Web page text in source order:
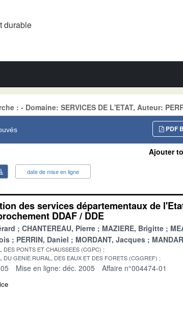
durable
: - Domaine: SERVICES DE L'ETAT, Auteur:
PDF
date de mise en ligne
Ajouter
des services départementaux de
DDAF / DDE
CHANTEREAU, Pierre MAZIERE, Brigitte
PERRIN, Daniel MORDANT, Jacques
DES PONTS ET CHAUSSEES (CGPC)
DU GENIE RURAL, DES EAUX ET DES FORETS (CGGREF)
Mise en ligne: déc. 2005 Affaire n°004474-01